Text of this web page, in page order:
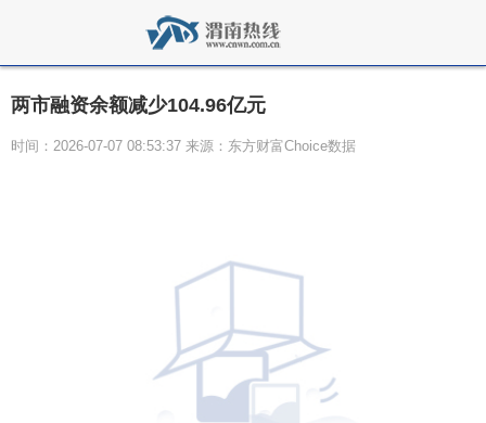
两市融资余额减少104.96亿元
时间：2026-07-07 08:53:37 来源：东方财富Choice数据